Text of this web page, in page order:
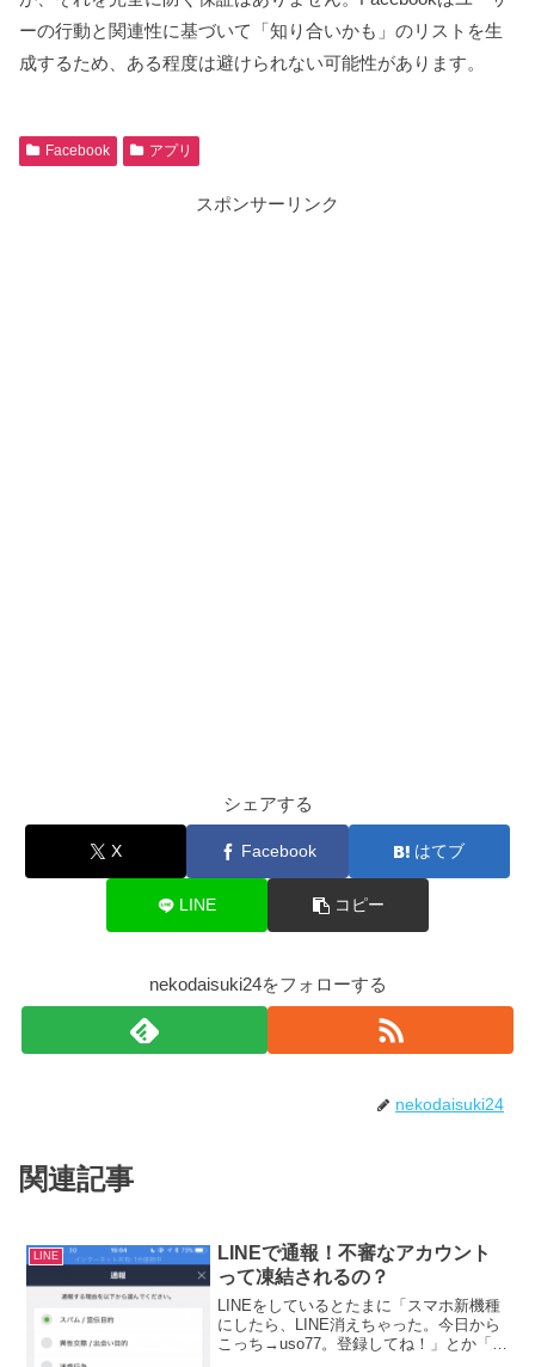
ーの行動と関連性に基づいて「知り合いかも」のリストを生
成するため、ある程度は避けられない可能性があります。
Facebook アプリ
スポンサーリンク
シェアする
X Facebook はてブ
LINE コピー
nekodaisuki24をフォローする
nekodaisuki24
関連記事
LINE
LINEで通報！不審なアカウント
って凍結されるの？
LINEをしているとたまに「スマホ新機種
にしたら、LINE消えちゃった。今日から
こっち→uso77。登録してね！」とか「知